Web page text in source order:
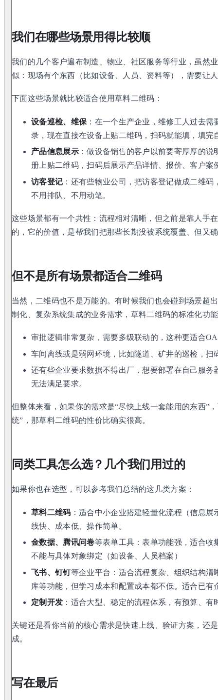
我们在哪些场景用得比较顺
我们的几个客户遍布制造、物业、社区服务等行业，虽然
似：现场有个东西（比如设备、人员、资料等），需要让
下面这些场景就比较适合使用草料二维码：
设备巡检、维保 ：在一个生产企业，维修工人过去
录，现在直接在设备上贴二维码，扫码就能填，填完
产品信息展示：做设备销售的客户以前要寄厚厚的说
册上贴二维码，扫码后展示产品详情、报价、客户
访客登记 ：还有些物业公司，把访客登记做成二维
不用排队、不用动笔。
这些场景都有一个共性：流程相对清晰，但之前是靠人手
的，它的价值，是帮我们把那些长期没被系统覆盖、但又
但不是所有场景都适合二维码
当然，二维码也不是万能的。有时候我们也会碰到场景超
制化、复杂系统集成的业务需求，草料二维码的标准化功
审批逻辑非常复杂，需要多级联动的，这种更适合
车间离线或是弱网环境，比如隧道、矿井的巡检，扫
还有些企业要求数据不得出厂，想要部署在自己服务
无法满足要求。
但整体来看，如果你的需求是“尽快上线一套能用的东西”
统”，那草料二维码的性价比确实很高。
同类工具怎么选？几个我们用过的
如果你也在选型，可以参考我们总结的这几类方案：
草料二维码 ：适合中小企业搭建轻量化流程（信息
线快、成本低、操作简单。
金数据、腾讯问卷等表单工具：表单功能强，适合
不能与具体对象绑定（如设备、人员档案）
飞书、钉钉等企业平台：适合流程复杂、组织结构清
库等功能，但学习成本和配置成本都不低。适合已有
定制开发 ：适合大型、稳定的流程体系，有预算、
关键还是看你当前的核心需求是快速上线、验证方案，还
成。
写在最后